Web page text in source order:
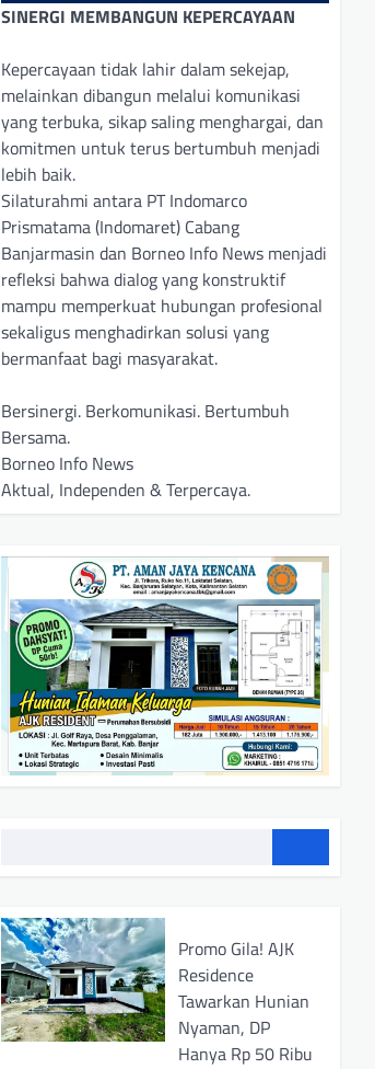
SINERGI MEMBANGUN KEPERCAYAAN
Kepercayaan tidak lahir dalam sekejap,
melainkan dibangun melalui komunikasi
yang terbuka, sikap saling menghargai, dan
komitmen untuk terus bertumbuh menjadi
lebih baik.
Silaturahmi antara PT Indomarco
Prismatama (Indomaret) Cabang
Banjarmasin dan Borneo Info News menjadi
refleksi bahwa dialog yang konstruktif
mampu memperkuat hubungan profesional
sekaligus menghadirkan solusi yang
bermanfaat bagi masyarakat.
Bersinergi. Berkomunikasi. Bertumbuh
Bersama.
Borneo Info News
Aktual, Independen & Terpercaya.
Promo Gila! AJK
Residence
Tawarkan Hunian
Nyaman, DP
Hanya Rp 50 Ribu